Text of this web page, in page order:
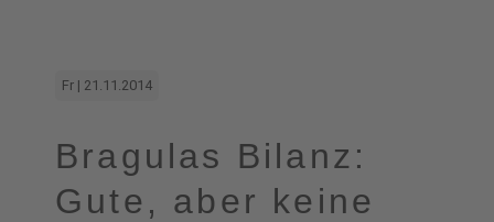
Fr | 21.11.2014
Bragulas Bilanz:
Gute, aber keine